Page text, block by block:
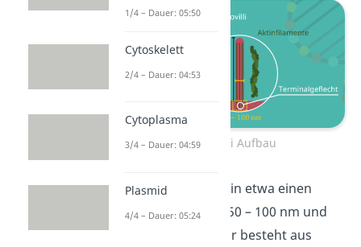
Mikrovilli Aufbau
Ein Mikrovillus hat in etwa einen
Durchmesser von 50 – 100 nm und
lang. Er besteht aus
1/4 – Dauer: 05:50
Cytoskelett
2/4 – Dauer: 04:53
Cytoplasma
3/4 – Dauer: 04:59
Plasmid
4/4 – Dauer: 05:24